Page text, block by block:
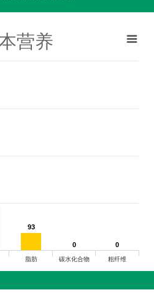
营养
93
93
0
0 0
0
脂肪 碳水化合物 粗纤维